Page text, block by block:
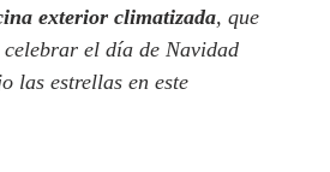
exterior climatizada, que
el día de Navidad
las estrellas en este